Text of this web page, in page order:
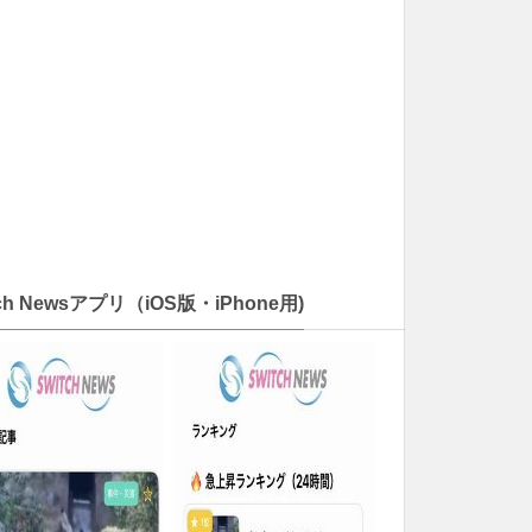
Newsアプリ（iOS版・iPhone用)